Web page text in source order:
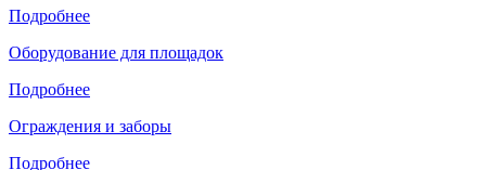
Подробнее
Оборудование для площадок
Подробнее
Ограждения и заборы
Подробнее